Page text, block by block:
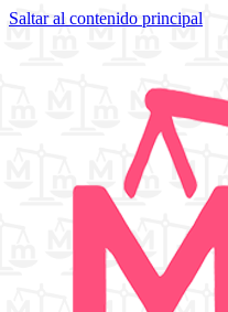
Saltar al contenido principal